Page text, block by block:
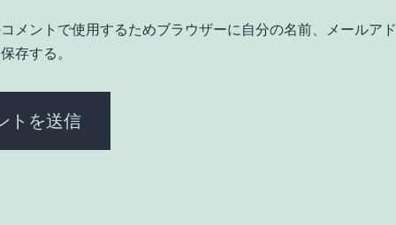
メントで使用するためブラウザーに自分の名前、メールア
存する。